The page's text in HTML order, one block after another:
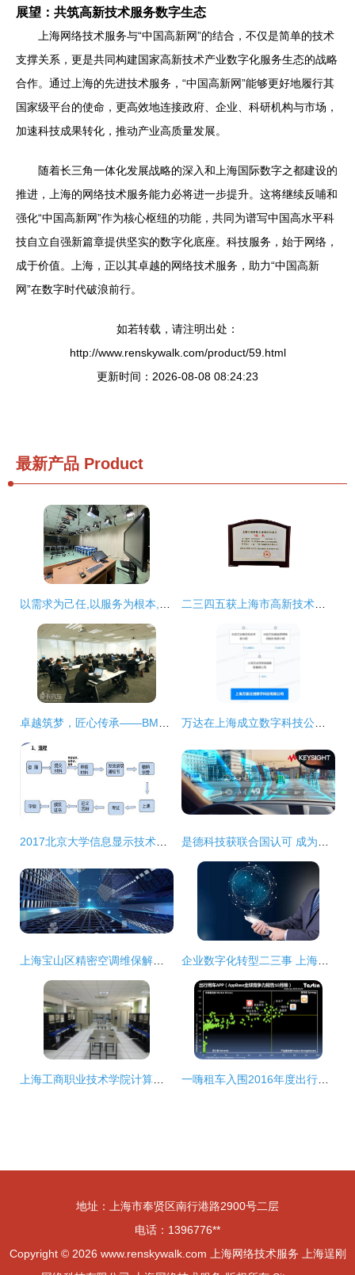
展望：共筑高新技术服务数字生态
上海网络技术服务与“中国高新网”的结合，不仅是简单的技术
支撑关系，更是共同构建国家高新技术产业数字化服务生态的战略
合作。通过上海的先进技术服务，“中国高新网”能够更好地履行其
国家级平台的使命，更高效地连接政府、企业、科研机构与市场，
加速科技成果转化，推动产业高质量发展。
随着长三角一体化发展战略的深入和上海国际数字之都建设的
推进，上海的网络技术服务能力必将进一步提升。这将继续反哺和
强化“中国高新网”作为核心枢纽的功能，共同为谱写中国高水平科
技自立自强新篇章提供坚实的数字化底座。科技服务，始于网络，
成于价值。上海，正以其卓越的网络技术服务，助力“中国高新
网”在数字时代破浪前行。
如若转载，请注明出处：
http://www.renskywalk.com/product/59.html
更新时间：2026-08-08 08:24:23
最新产品 Product
地址：上海市奉贤区南行港路2900号二层
电话：1396776**
Copyright © 2026 www.renskywalk.com 上海网络技术服务
上海逞刚